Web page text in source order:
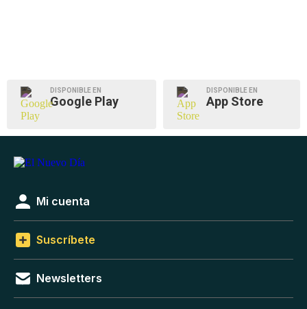
DISPONIBLE EN
Google Play
DISPONIBLE EN
App Store
Mi cuenta
Suscríbete
Newsletters